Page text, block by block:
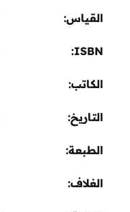
القياس
ISBN
الكاتب
التاريخ
الطبعة
الغلاف